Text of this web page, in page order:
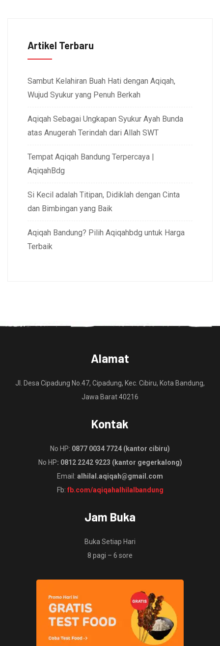
Artikel Terbaru
Sambut Kelahiran Buah Hati dengan Aqiqah,
Wujud Syukur yang Penuh Berkah
Aqiqah Sebagai Ungkapan Syukur Ayah Bunda
atas Anugerah Terindah dari Allah SWT
Tempat Aqiqah Bandung Terpercaya |
AqiqahBdg
Si Kecil adalah Titipan, Didiklah dengan Cinta
dan Bimbingan yang Baik
Aqiqah Bandung? Pilih Aqiqahbdg untuk Harga
Terbaik
Alamat
Jl. Desa Cipadung No.47, Cipadung, Kec. Cibiru, Kota Bandung,
Jawa Barat 40216
Kontak
No HP: 0877 0034 7724 (kantor cibiru)
No HP: 0812 2242 9223 (kantor gegerkalong)
Email: alhilal.aqiqah@gmail.com
Fb: fb.com/aqiqahalhilalbandung
Jam Buka
Buka Setiap Hari
8 pagi – 6 sore